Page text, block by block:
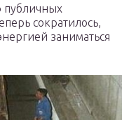
публичных
сократилось,
заниматься